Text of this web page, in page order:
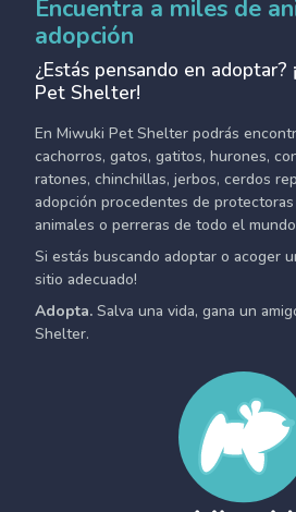
Encuentra a miles de
adopción
¿Estás pensando en adoptar?
Pet Shelter!
En Miwuki Pet Shelter podrás
cachorros, gatos, gatitos, hurones,
ratones, chinchillas, jerbos, cerdos
adopción procedentes de
animales o perreras de todo el
Si estás buscando adoptar o acoger
sitio adecuado!
Adopta. Salva una vida, gana un
Shelter.